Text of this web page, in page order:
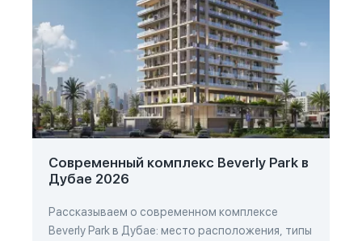
Современный комплекс Beverly Park в
Дубае 2026
Рассказываем о современном комплексе
Beverly Park в Дубае: место расположения, типы